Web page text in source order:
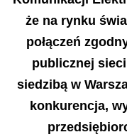
że na rynku
połączeń
publicznej
siedzibą w
konkurencja,